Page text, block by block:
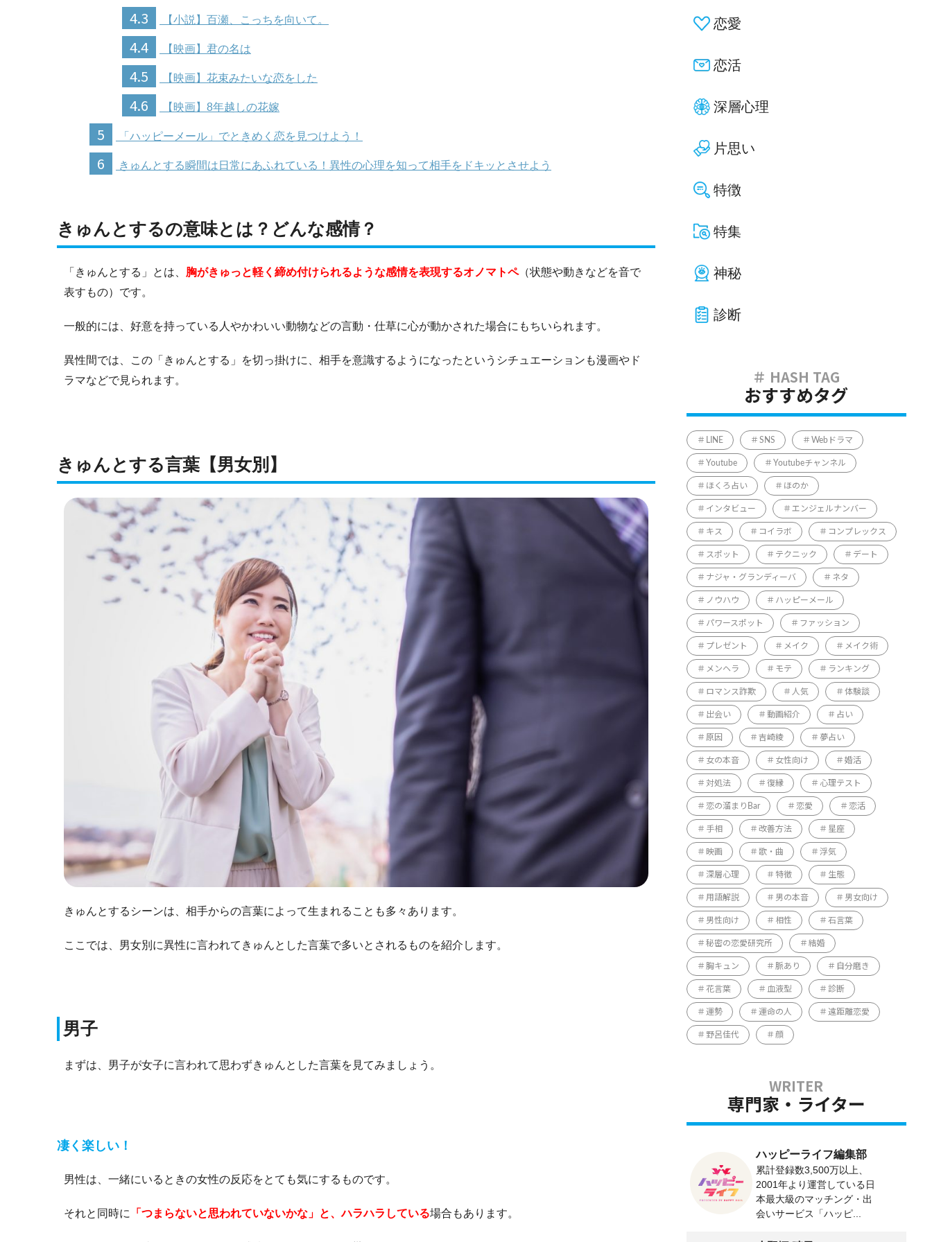
4.3 【小説】百瀬、こっちを向いて。
4.4 【映画】君の名は
4.5 【映画】花束みたいな恋をした
4.6 【映画】8年越しの花嫁
5 「ハッピーメール」でときめく恋を見つけよう！
6 きゅんとする瞬間は日常にあふれている！異性の心理を知って相手をドキッとさせよう
きゅんとするの意味とは？どんな感情？
「きゅんとする」とは、 胸がきゅっと軽く締め付けられるような感情を表現するオノマトペ（状態や動きなどを音で
表すもの）です。
一般的には、好意を持っている人やかわいい動物などの言動・仕草に心が動かされた場合にもちいられます。
異性間では、この「きゅんとする」を切っ掛けに、相手を意識するようになったというシチュエーションも漫画やド
ラマなどで見られます。
きゅんとする言葉【男女別】
きゅんとするシーンは、相手からの言葉によって生まれることも多々あります。
ここでは、男女別に異性に言われてきゅんとした言葉で多いとされるものを紹介します。
男子
まずは、男子が女子に言われて思わずきゅんとした言葉を見てみましょう。
凄く楽しい！
男性は、一緒にいるときの女性の反応をとても気にするものです。
それと同時に 「つまらないと思われていないかな」と、ハラハラしている場合もあります。
恋愛
恋活
深層心理
片思い
特徴
特集
神秘
診断
おすすめタグ
LINE SNS Webドラマ
Youtube Youtubeチャンネル
ほくろ占い ほのか
インタビュー エンジェルナンバー
キス コイラボ コンプレックス
スポット テクニック デート
ナジャ・グランディーバ ネタ
ノウハウ ハッピーメール
パワースポット ファッション
プレゼント メイク メイク術
メンヘラ モテ ランキング
ロマンス詐欺 人気 体験談
出会い 動画紹介 占い
原因 吉崎綾 夢占い
女の本音 女性向け 婚活
対処法 復縁 心理テスト
恋の溜まりBar 恋愛 恋活
手相 改善方法 星座
映画 歌・曲 浮気
深層心理 特徴 生態
用語解説 男の本音 男女向け
男性向け 相性 石言葉
秘密の恋愛研究所 結婚
胸キュン 脈あり 自分磨き
花言葉 血液型 診断
運勢 運命の人 遠距離恋愛
野呂佳代 顔
専門家・ライター
ハッピーライフ編集部
累計登録数3,500万以上、
2001年より運営している日
本最大級のマッチング・出
会いサービス「ハッピ...